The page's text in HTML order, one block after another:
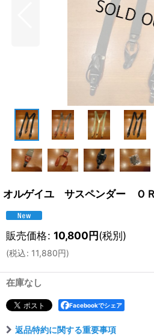
オルゲイユ サスペンダー Ｏ
販売価格: 10,800円(税別)
(税込: 11,880円)
在庫なし
Facebookでシェア
返品特約に関する重要事項